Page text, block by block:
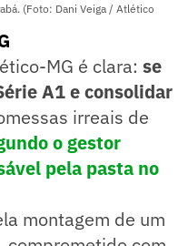
(Foto: Dani Veiga / Atlético
MG é clara: se
A1 e consolidar
irreais de
o gestor
pela pasta no
montagem de um